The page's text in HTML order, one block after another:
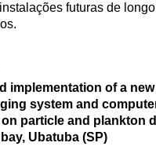
futuras de
implementation of a new
system and
particle and plankton
Ubatuba (SP)